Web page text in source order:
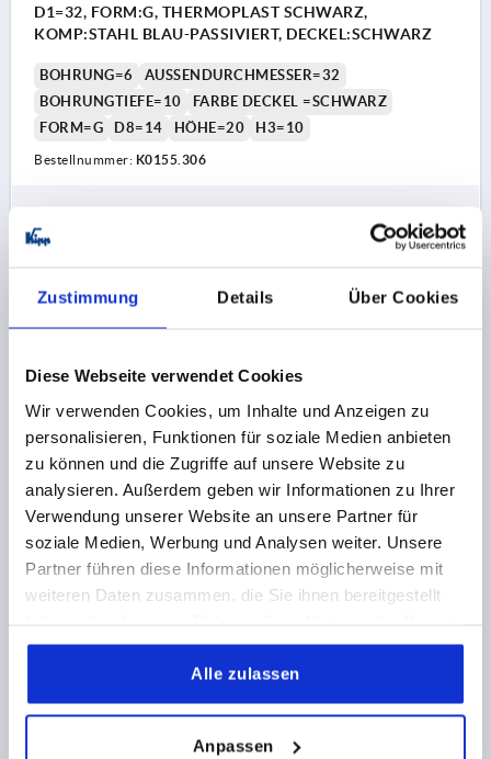
Zustimmung Details Über Cookies
Diese Webseite verwendet Cookies
Wir verwenden Cookies, um Inhalte und Anzeigen zu
personalisieren, Funktionen für soziale Medien anbieten
zu können und die Zugriffe auf unsere Website zu
analysieren. Außerdem geben wir Informationen zu Ihrer
Verwendung unserer Website an unsere Partner für
soziale Medien, Werbung und Analysen weiter. Unsere
Partner führen diese Informationen möglicherweise mit
weiteren Daten zusammen, die Sie ihnen bereitgestellt
gesammelt haben.
Alle zulassen
Anpassen
D1=32, FORM:G, THERMOPLAST SCHWARZ,
KOMP:STAHL BLAU-PASSIVIERT, DECKEL:SCHWARZ
BOHRUNG=6
AUSSENDURCHMESSER=32
BOHRUNGTIEFE=10
FARBE DECKEL =SCHWARZ
FORM=G
D8=14 HÖHE=20 H3=10
Bestellnummer: K0155.306
zzgl. MwSt.
zzgl. Versandkosten
DETAILS
STERNGRIFF ÄHNLICH DIN6336 PASSBOHRUNG D=6,
D1=32, FORM:G, THERMOPLAST SCHWARZ,
KOMP:STAHL BLAU-PASSIVIERT, DECKEL:GRAU
RAL7035
AUSSENDURCHMESSER=32